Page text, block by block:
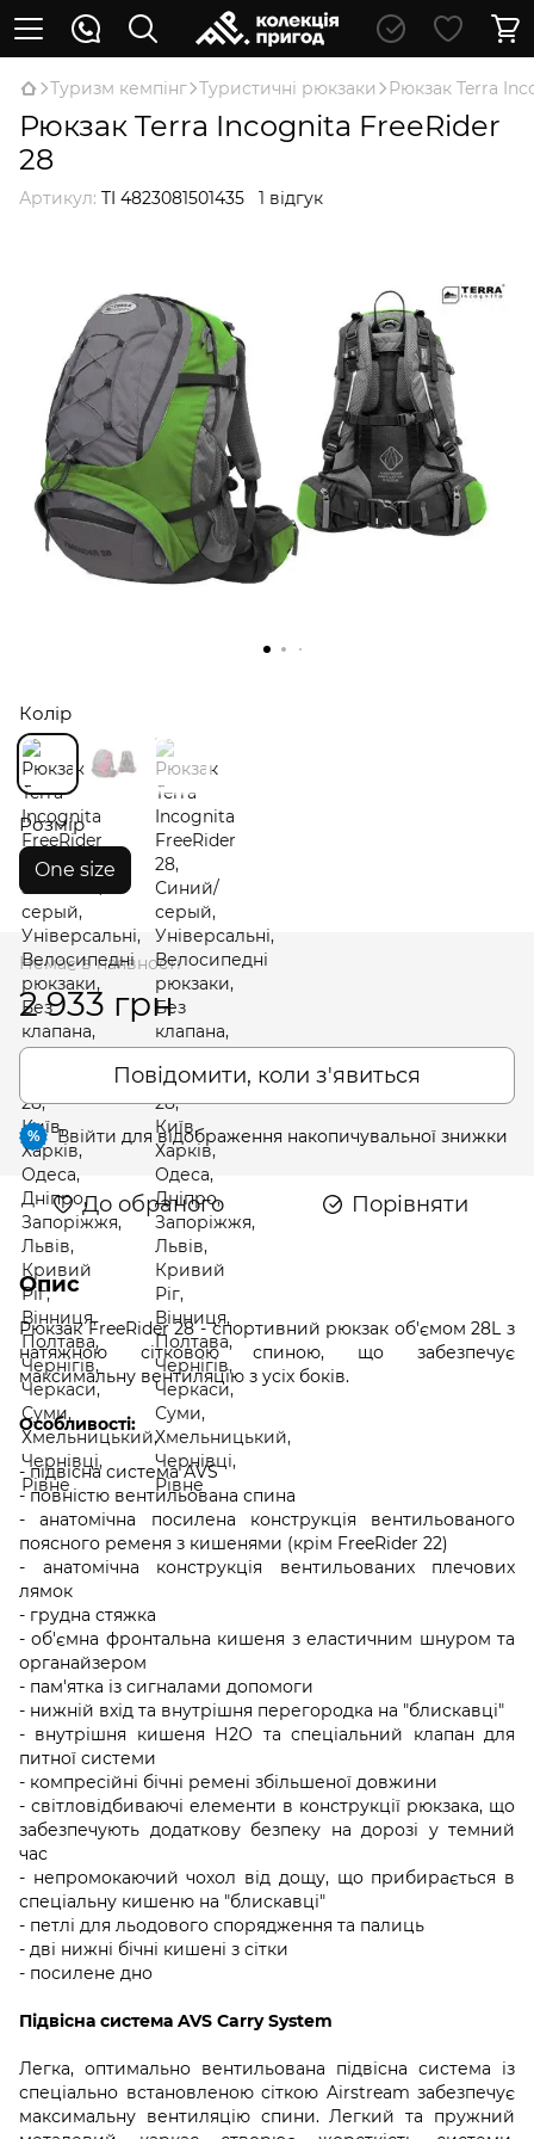
Туризм кемпінг Туристичні рюкзаки Рюкзак Terra
Рюкзак Terra Incognita FreeRider
28
Артикул: TI 4823081501435 1 відгук
Колір
Розмір
One size
Немає в наявності
2 933 грн
Повідомити, коли з'явиться
% Ввійти для відображення накопичувальної знижки
До обраного Порівняти
Опис
Рюкзак FreeRider 28 - спортивний рюкзак об'ємом 28L з
натяжною сітковою спиною, що забезпечує
максимальну вентиляцію з усіх боків.
Особливості:
- підвісна система АVS
- повністю вентильована спина
- анатомічна посилена конструкція вентильованого
поясного ременя з кишенями (крім FreeRider 22)
- анатомічна конструкція вентильованих плечових
лямок
- грудна стяжка
- об'ємна фронтальна кишеня з еластичним шнуром та
органайзером
- пам'ятка із сигналами допомоги
- нижній вхід та внутрішня перегородка на "блискавці"
- внутрішня кишеня Н2О та спеціальний клапан для
питної системи
- компресійні бічні ремені збільшеної довжини
- світловідбиваючі елементи в конструкції рюкзака, що
забезпечують додаткову безпеку на дорозі у темний
час
- непромокаючий чохол від дощу, що прибирається в
спеціальну кишеню на "блискавці"
- петлі для льодового спорядження та палиць
- дві нижні бічні кишені з сітки
- посилене дно
Підвісна система AVS Carry System
Легка, оптимально вентильована підвісна система із
спеціально встановленою сіткою Airstream забезпечує
максимальну вентиляцію спини. Легкий та пружний